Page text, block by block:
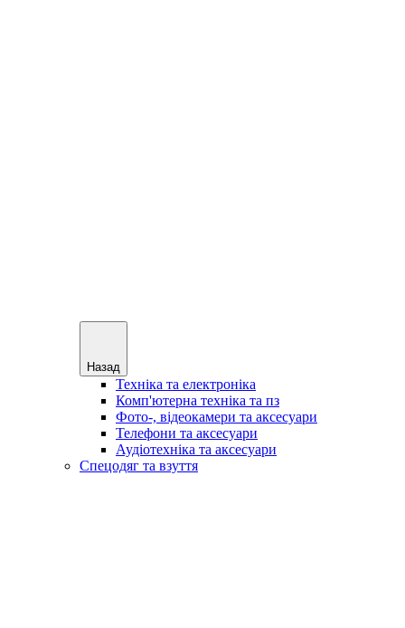
Назад
Техніка та електроніка
Комп'ютерна техніка та пз
Фото-, відеокамери та аксесуари
Телефони та аксесуари
Аудіотехніка та аксесуари
Спецодяг та взуття